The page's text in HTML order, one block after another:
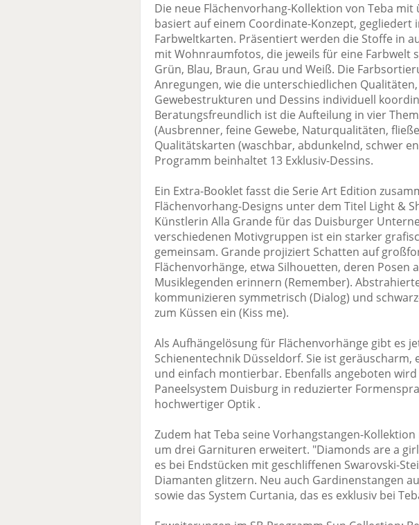
Die neue Flächenvorhang-Kollektion von Teba mit
basiert auf einem Coordinate-Konzept, gegliedert
Farbweltkarten. Präsentiert werden die Stoffe in
mit Wohnraumfotos, die jeweils für eine Farbwelt
Grün, Blau, Braun, Grau und Weiß. Die
Anregungen, wie die unterschiedlichen
Gewebestrukturen und Dessins individuell
Beratungsfreundlich ist die Aufteilung in vier
(Ausbrenner, feine Gewebe, Naturqualitäten,
Qualitätskarten (waschbar, abdunkelnd, schwer
Programm beinhaltet 13 Exklusiv-Dessins.
Ein Extra-Booklet fasst die Serie Art Edition
Flächenvorhang-Designs unter dem Titel Light &
Künstlerin Alla Grande für das Duisburger
verschiedenen Motivgruppen ist ein starker
gemeinsam. Grande projiziert Schatten auf
Flächenvorhänge, etwa Silhouetten, deren Posen
Musiklegenden erinnern (Remember).
kommunizieren symmetrisch (Dialog) und
zum Küssen ein (Kiss me).
Als Aufhängelösung für Flächenvorhänge gibt es
Schienentechnik Düsseldorf. Sie ist geräuscharm,
und einfach montierbar. Ebenfalls angeboten
Paneelsystem Duisburg in reduzierter
hochwertiger Optik .
Zudem hat Teba seine Vorhangstangen-
um drei Garnituren erweitert. "Diamonds are a
es bei Endstücken mit geschliffenen Swarovski-
Diamanten glitzern. Neu auch Gardinenstangen
sowie das System Curtania, das es exklusiv bei